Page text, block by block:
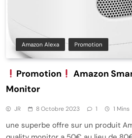
Amazon Alexa Promotion
Promotion
Amazon
Monitor
JR 8 Octobre 2023 1 1 Mins
une superbe offre sur un produit